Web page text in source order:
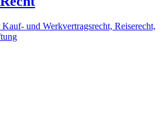
und Werkvertragsrecht, Reiserecht,